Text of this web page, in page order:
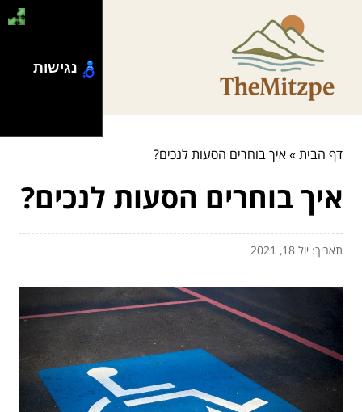
דף הבית»איך בוחרים הסעות לנכים?
איך בוחרים הסעות לנכים?
תאריך: יול 18, 2021
נגישות